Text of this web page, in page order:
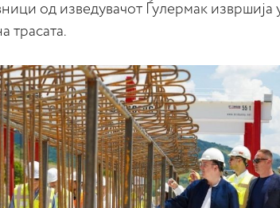
од изведувачот Ѓулермак извршија
трасата.